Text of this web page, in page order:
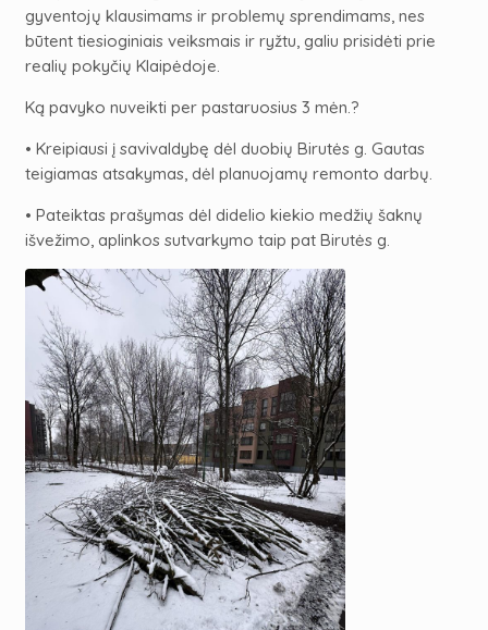
gyventojų klausimams ir problemų sprendimams, nes
būtent tiesioginiais veiksmais ir ryžtu, galiu prisidėti prie
realių pokyčių Klaipėdoje.
Ką pavyko nuveikti per pastaruosius 3 mėn.?
• Kreipiausi į savivaldybę dėl duobių Birutės g. Gautas
teigiamas atsakymas, dėl planuojamų remonto darbų.
• Pateiktas prašymas dėl didelio kiekio medžių šaknų
išvežimo, aplinkos sutvarkymo taip pat Birutės g.